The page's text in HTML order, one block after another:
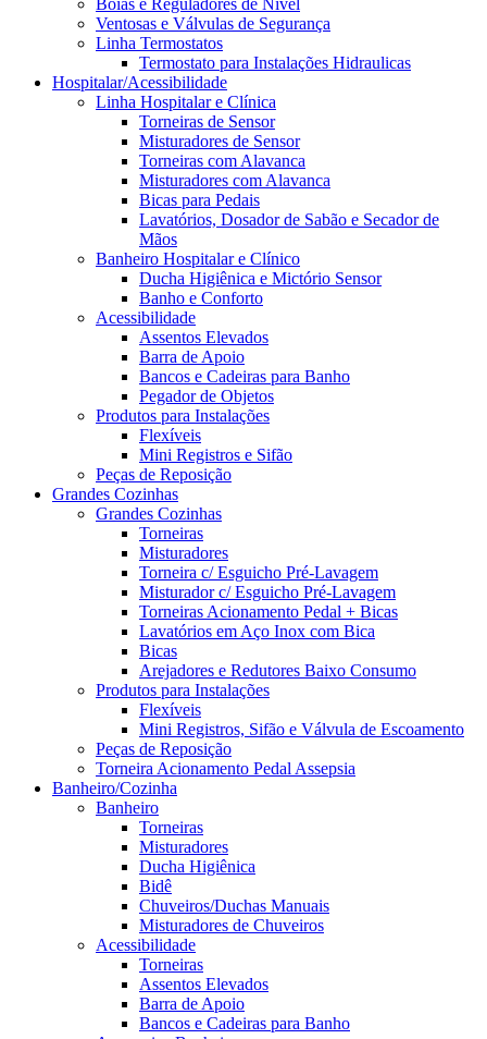
Boias e Reguladores de Nível
Ventosas e Válvulas de Segurança
Linha Termostatos
Termostato para Instalações Hidraulicas
Hospitalar/Acessibilidade
Linha Hospitalar e Clínica
Torneiras de Sensor
Misturadores de Sensor
Torneiras com Alavanca
Misturadores com Alavanca
Bicas para Pedais
Lavatórios, Dosador de Sabão e Secador de
Mãos
Banheiro Hospitalar e Clínico
Ducha Higiênica e Mictório Sensor
Banho e Conforto
Acessibilidade
Assentos Elevados
Barra de Apoio
Bancos e Cadeiras para Banho
Pegador de Objetos
Produtos para Instalações
Flexíveis
Mini Registros e Sifão
Peças de Reposição
Grandes Cozinhas
Grandes Cozinhas
Torneiras
Misturadores
Torneira c/ Esguicho Pré-Lavagem
Misturador c/ Esguicho Pré-Lavagem
Torneiras Acionamento Pedal + Bicas
Lavatórios em Aço Inox com Bica
Bicas
Arejadores e Redutores Baixo Consumo
Produtos para Instalações
Flexíveis
Mini Registros, Sifão e Válvula de Escoamento
Peças de Reposição
Torneira Acionamento Pedal Assepsia
Banheiro/Cozinha
Banheiro
Torneiras
Misturadores
Ducha Higiênica
Bidê
Chuveiros/Duchas Manuais
Misturadores de Chuveiros
Acessibilidade
Torneiras
Assentos Elevados
Barra de Apoio
Bancos e Cadeiras para Banho